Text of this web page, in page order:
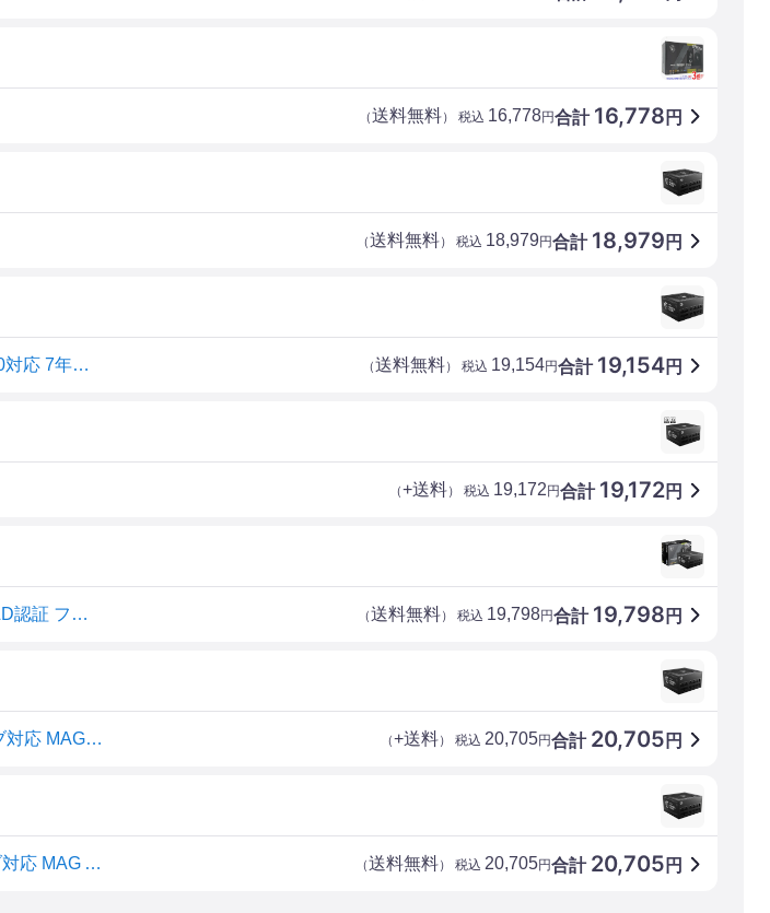
合計 16,778 円
（送料無料） 税込 16,778円
合計 18,979 円
（送料無料） 税込 18,979円
MSI Computer MAG A850GL PCIE5 [ATX 3.0電源 80PLUS GOLD認証 850W PCIe 5.0対応 7年保証] 合計 19,154円
（送料無料） 税込 19,154円
合計 19,172円
（+送料） 税込 19,172円
MSI MAG A850GL PCIE5 PC電源ユニット 850W ATX3.1/PCIe 5.1対応 80PLUS GOLD認証 フルモジュラー 7年 PS1327 合計 19,798 円
（送料無料） 税込 19,798円
MSI エムエスアイ PC電源ユニット 850W 80PLUS GOLD PCIe5.0/ATX3.0ネイティブ対応 MAG A850GL PCIE5(2578382) 合計 20,705 円
（+送料） 税込 20,705円
MSI エムエスアイPC電源ユニット 850W 80PLUS GOLD PCIe5.0/ATX3.0ネイティブ対応 MAG A8 合計 20,705 円
（送料無料） 税込 20,705円